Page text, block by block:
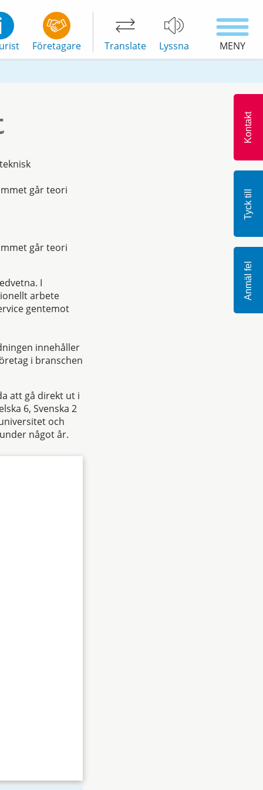
Företagare Translate Lyssna MENY
Kontakt
Tyck till
Anmäl fel
går teori
går teori
I
arbete
gentemot
innehåller
i branschen
att gå direkt ut i
6, Svenska 2
och
något år.